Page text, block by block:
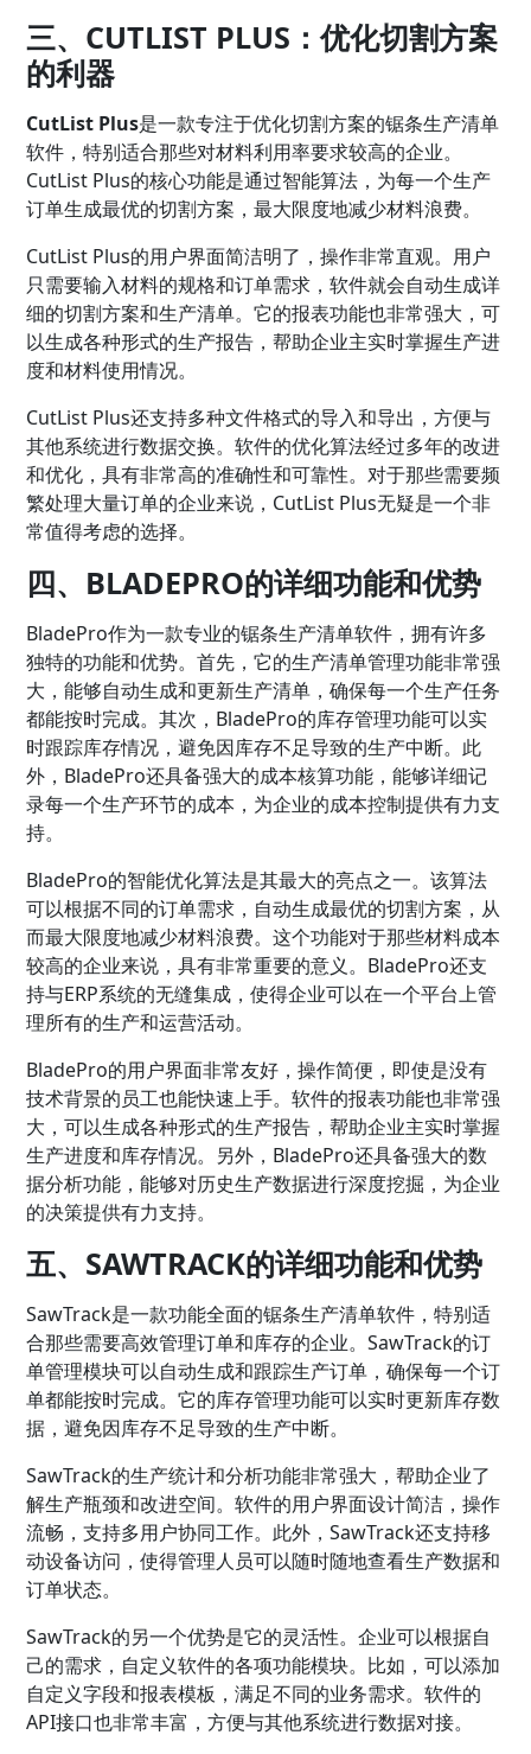
三、CUTLIST PLUS：优化切割方案
的利器
CutList Plus是一款专注于优化切割方案的锯条生产清单
软件，特别适合那些对材料利用率要求较高的企业。
CutList Plus的核心功能是通过智能算法，为每一个生产
订单生成最优的切割方案，最大限度地减少材料浪费。
CutList Plus的用户界面简洁明了，操作非常直观。用户
只需要输入材料的规格和订单需求，软件就会自动生成详
细的切割方案和生产清单。它的报表功能也非常强大，可
以生成各种形式的生产报告，帮助企业主实时掌握生产进
度和材料使用情况。
CutList Plus还支持多种文件格式的导入和导出，方便与
其他系统进行数据交换。软件的优化算法经过多年的改进
和优化，具有非常高的准确性和可靠性。对于那些需要频
繁处理大量订单的企业来说，CutList Plus无疑是一个非
常值得考虑的选择。
四、BLADEPRO的详细功能和优势
BladePro作为一款专业的锯条生产清单软件，拥有许多
独特的功能和优势。首先，它的生产清单管理功能非常强
大，能够自动生成和更新生产清单，确保每一个生产任务
都能按时完成。其次，BladePro的库存管理功能可以实
时跟踪库存情况，避免因库存不足导致的生产中断。此
外，BladePro还具备强大的成本核算功能，能够详细记
录每一个生产环节的成本，为企业的成本控制提供有力支
持。
BladePro的智能优化算法是其最大的亮点之一。该算法
可以根据不同的订单需求，自动生成最优的切割方案，从
而最大限度地减少材料浪费。这个功能对于那些材料成本
较高的企业来说，具有非常重要的意义。BladePro还支
持与ERP系统的无缝集成，使得企业可以在一个平台上管
理所有的生产和运营活动。
BladePro的用户界面非常友好，操作简便，即使是没有
技术背景的员工也能快速上手。软件的报表功能也非常强
大，可以生成各种形式的生产报告，帮助企业主实时掌握
生产进度和库存情况。另外，BladePro还具备强大的数
据分析功能，能够对历史生产数据进行深度挖掘，为企业
的决策提供有力支持。
五、SAWTRACK的详细功能和优势
SawTrack是一款功能全面的锯条生产清单软件，特别适
合那些需要高效管理订单和库存的企业。SawTrack的订
单管理模块可以自动生成和跟踪生产订单，确保每一个订
单都能按时完成。它的库存管理功能可以实时更新库存数
据，避免因库存不足导致的生产中断。
SawTrack的生产统计和分析功能非常强大，帮助企业了
解生产瓶颈和改进空间。软件的用户界面设计简洁，操作
流畅，支持多用户协同工作。此外，SawTrack还支持移
动设备访问，使得管理人员可以随时随地查看生产数据和
订单状态。
SawTrack的另一个优势是它的灵活性。企业可以根据自
己的需求，自定义软件的各项功能模块。比如，可以添加
自定义字段和报表模板，满足不同的业务需求。软件的
API接口也非常丰富，方便与其他系统进行数据对接。